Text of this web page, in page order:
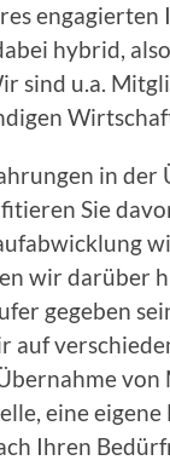
hybrid,
sind u.a.
in
Sie
wir darüber
gegeben
auf
eine
Ihren